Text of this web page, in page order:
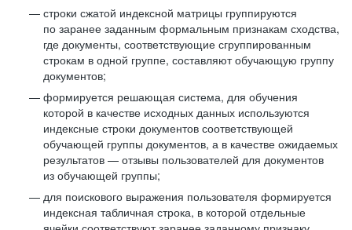
строки сжатой индексной матрицы группируются
по заранее заданным формальным признакам сходства,
где документы, соответствующие сгруппированным
строкам в одной группе, составляют обучающую группу
документов;
формируется решающая система, для обучения
которой в качестве исходных данных используются
индексные строки документов соответствующей
обучающей группы документов, а в качестве ожидаемых
результатов — отзывы пользователей для документов
из обучающей группы;
для поискового выражения пользователя формируется
индексная табличная строка, в которой отдельные